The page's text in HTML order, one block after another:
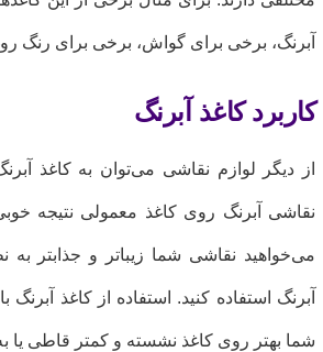
آبرنگ، برخی برای گواش، برخی برای رنگ
کاربرد کاغذ آبرنگ
از دیگر لوازم نقاشی می‌توان به کاغذ
نقاشی آبرنگ روی کاغذ معمولی نتیجه
می‌خواهید نقاشی شما زیباتر و جذابتر به
آبرنگ استفاده کنید. استفاده از کاغذ آبرنگ
شما بهتر روی کاغذ نشسته و کمتر قاطی یا